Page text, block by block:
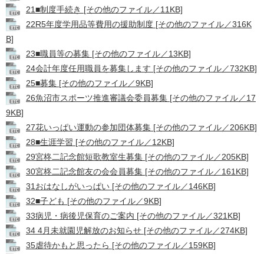
21■制度手続き [その他のファイル／11KB]
22R5年度学用品等費用の援助制度 [その他のファイル／316K
B]
23■職員等の募集 [その他のファイル／13KB]
24会計年度任用職員を募集します [その他のファイル／732KB]
25■募集 [その他のファイル／9KB]
26魚沼市スポーツ推進審議会委員募集 [その他のファイル／17
9KB]
27花いっぱい運動の参加団体募集 [その他のファイル／206KB]
28■生涯学習 [その他のファイル／12KB]
29宮柊二記念館短歌教室生募集 [その他のファイル／205KB]
30宮柊二記念館友の会会員募集 [その他のファイル／161KB]
31おはなしがいっぱい [その他のファイル／146KB]
32■子ども [その他のファイル／9KB]
33病児・病後児保育のご案内 [その他のファイル／321KB]
34 4月未就園児解放のお知らせ [その他のファイル／274KB]
35虐待かもと思ったら [その他のファイル／159KB]